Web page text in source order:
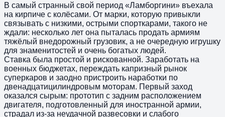
В самый странный свой период «Ламборгини» въехала
на кирпиче с колёсами. От марки, которую привыкли
связывать с низкими, острыми спорткарами, такого не
ждали: несколько лет она пыталась продать армиям
тяжёлый внедорожный грузовик, а не очередную игрушку
для знаменитостей и очень богатых людей.
Ставка была простой и рискованной. Заработать на
военных бюджетах, переждать капризный рынок
суперкаров и заодно пристроить наработки по
двенадцатицилиндровым моторам. Первый заход
оказался сырым: прототип с задним расположением
двигателя, подготовленный для иностранной армии,
страдал из-за неудачной развесовки и слабого